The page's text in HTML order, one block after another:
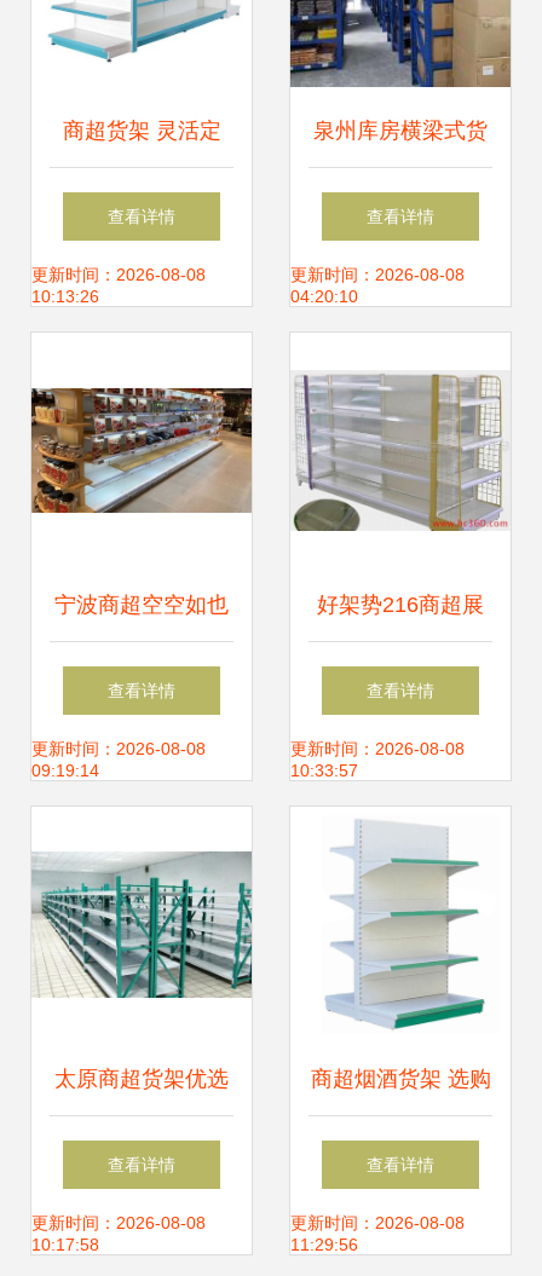
商超货架 灵活定
制，提升购物体验
与空间利用率
查看详情
更新时间：2026-08-08
10:13:26
泉州库房横梁式货
架与中型货架的选
择——丰泽货架厂
查看详情
更新时间：2026-08-08
04:20:10
宁波商超空空如也
货架惊艳与消费困
局的真实解读
查看详情
更新时间：2026-08-08
09:19:14
好架势216商超展
示货架 打造高效陈
列与视觉营销新标
杆
查看详情
更新时间：2026-08-08
10:33:57
太原商超货架优选
迪雀美家俱，厂家
直销打造高效空间
查看详情
更新时间：2026-08-08
10:17:58
商超烟酒货架 选购
指南、价格因素与
供应解决方案（第
查看详情
更新时间：2026-08-08
11:29:56